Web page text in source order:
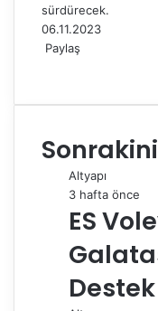
sürdürecek.
06.11.2023
Paylaş
c
b
o
n
e
d
m
r
n
e
r
d
i
t
a
s
A
p
p
l
g
r
a
m
P
s
t
a
i
l
p
y
z
ı
r
Altyapı
3 hafta önce
ES
Destek